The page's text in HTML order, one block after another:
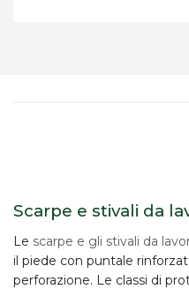
Scarpe e stivali da
Le scarpe e gli stivali da
il piede con puntale
perforazione. Le classi di